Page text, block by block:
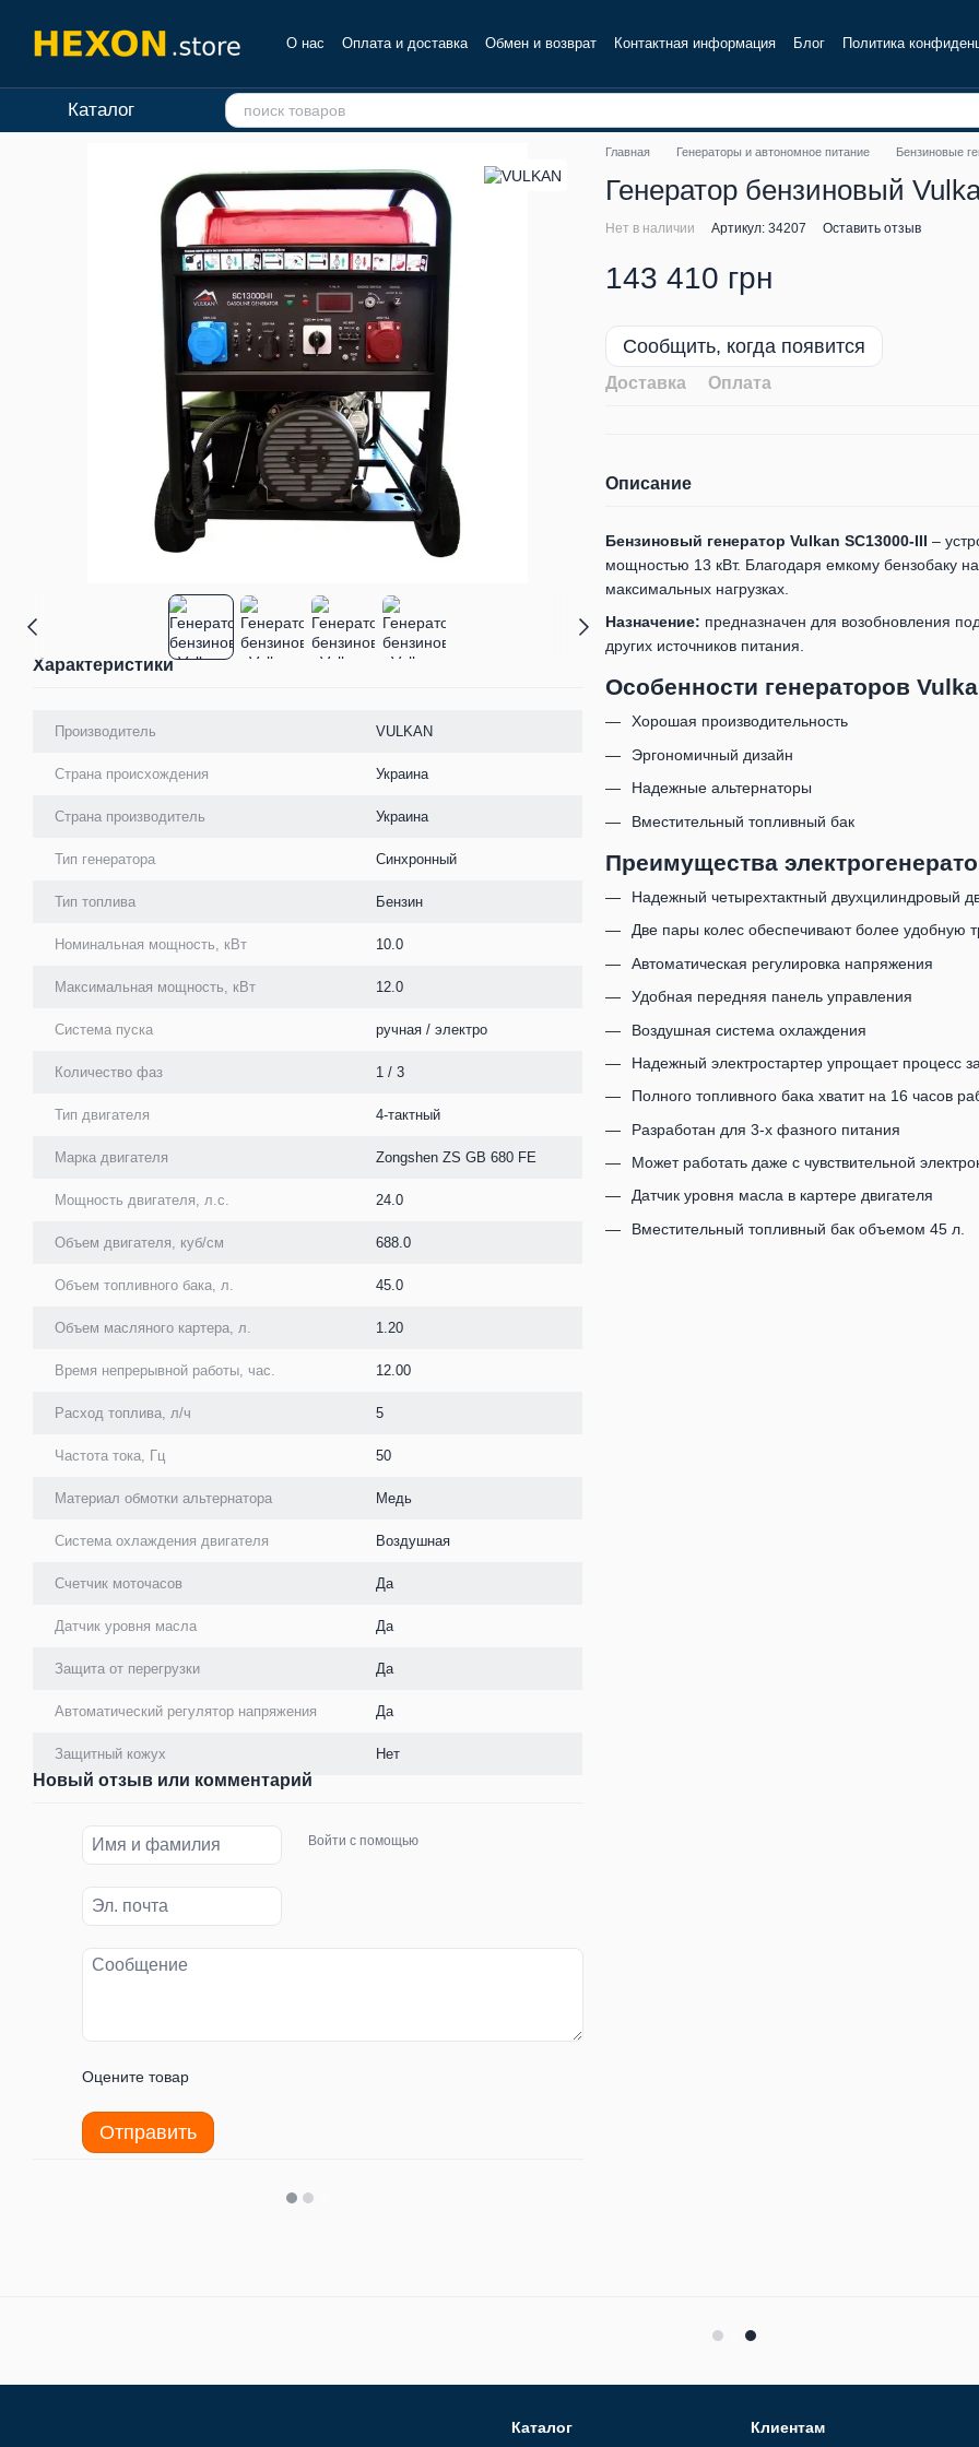
О нас Оплата и доставка Обмен и возврат Контактная информация Блог Политика
Каталог
Характеристики
Производитель VULKAN
Страна происхождения Украина
Страна производитель Украина
Тип генератора Синхронный
Тип топлива Бензин
Номинальная мощность, кВт 10.0
Максимальная мощность, кВт 12.0
Система пуска ручная / электро
Количество фаз 1 / 3
Тип двигателя 4-тактный
Марка двигателя Zongshen ZS GB 680 FE
Мощность двигателя, л.с. 24.0
Объем двигателя, куб/см 688.0
Объем топливного бака, л. 45.0
Объем масляного картера, л. 1.20
Время непрерывной работы, час. 12.00
Расход топлива, л/ч 5
Частота тока, Гц 50
Материал обмотки альтернатора Медь
Система охлаждения двигателя Воздушная
Счетчик моточасов Да
Датчик уровня масла Да
Защита от перегрузки Да
Автоматический регулятор напряжения Да
Защитный кожух Нет
Новый отзыв или комментарий
Войти с помощью
Оцените товар
Отправить
Главная Генераторы и автономное питание Бензиновые
Генератор бензиновый
Нет в наличии Артикул: 34207 Оставить отзыв
143 410 грн
Сообщить, когда появится
Доставка Оплата
Описание
Бензиновый генератор Vulkan SC13000-III –
мощностью 13 кВт. Благодаря емкому бензобаку
максимальных нагрузках.
Назначение: предназначен для возобновления
других источников питания.
Особенности генераторов
Хорошая производительность
Эргономичный дизайн
Надежные альтернаторы
Вместительный топливный бак
Преимущества
Надежный четырехтактный двухцилиндровый
Две пары колес обеспечивают более удобную
Автоматическая регулировка напряжения
Удобная передняя панель управления
Воздушная система охлаждения
Надежный электростартер упрощает процесс
Полного топливного бака хватит на 16 часов
Разработан для 3-х фазного питания
Может работать даже с чувствительной
Датчик уровня масла в картере двигателя
Вместительный топливный бак объемом 45 л.
Каталог Клиентам